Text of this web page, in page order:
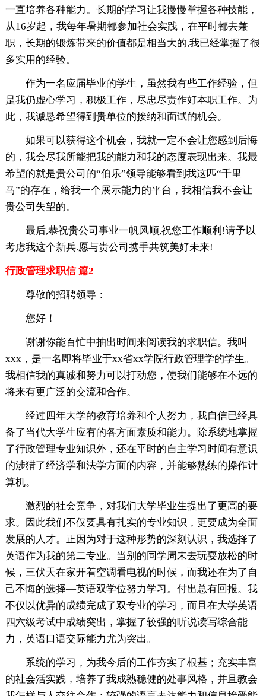
一直培养各种能力。长期的学习让我慢慢掌握各种技能，
从16岁起，我每年暑期都参加社会实践，在平时都去兼
职，长期的锻炼带来的价值都是相当大的,我已经掌握了很
多实用的经验。
作为一名应届毕业的学生，虽然我有些工作经验，但
是我仍虚心学习，积极工作，尽忠尽责作好本职工作。为
此，我诚恳希望得到贵单位的接纳和面试的机会。
如果可以获得这个机会，我就一定不会让您感到后悔
的，我会尽我所能把我的能力和我的态度表现出来。我最
希望的就是贵公司的“伯乐”领导能够看到我这匹“千里
马”的存在，给我一个展示能力的平台，我相信我不会让
贵公司失望的。
最后,恭祝贵公司事业一帆风顺,祝您工作顺利!请予以
考虑我这个新兵.愿与贵公司携手共筑美好未来!
行政管理求职信 篇2
尊敬的招聘领导：
您好！
谢谢你能百忙中抽出时间来阅读我的求职信。我叫
xxx，是一名即将毕业于xx省xx学院行政管理学的学生。
我相信我的真诚和努力可以打动您，使我们能够在不远的
将来有更广泛的交流和合作。
经过四年大学的教育培养和个人努力，我自信已经具
备了当代大学生应有的各方面素质和能力。除系统地掌握
了行政管理专业知识外，还在平时的自主学习时间有意识
的涉猎了经济学和法学方面的内容，并能够熟练的操作计
算机。
激烈的社会竞争，对我们大学毕业生提出了更高的要
求。因此我们不仅要具有扎实的专业知识，更要成为全面
发展的人才。正因为对于这种形势的深刻认识，我选择了
英语作为我的第二专业。当别的同学周末去玩耍放松的时
候，三伏天在家开着空调看电视的时候，而我还在为了自
己不悔的选择—英语双学位努力学习。付出总有回报。我
不仅以优异的成绩完成了双专业的学习，而且在大学英语
四六级考试中成绩突出，掌握了较强的听说读写综合能
力，英语口语交际能力尤为突出。
系统的学习，为我今后的工作夯实了根基；充实丰富
的社会活实践，培养了我成熟稳健的处事风格，并且教会